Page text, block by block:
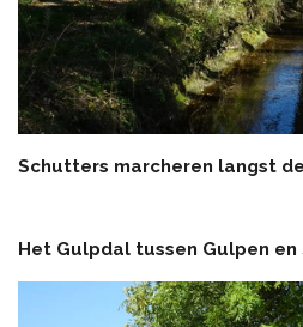
Schutters marcheren langst
Het Gulpdal tussen Gulpen en